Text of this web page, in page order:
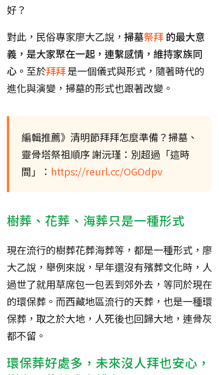
好？
對此，民俗專家廖大乙說， 掃墓祭拜 的最大意
義，是大家聚在一起，連繫感情，維持家族同
心。 至於拜拜是一個儀式與形式，隨著時代的
進化與演變，掃墓的形式也跟著改變。
編輯推薦》清明節拜拜怎麼準備？掃墓、
靈骨塔祭祖順序 謝沅瑾：別超過「這時
間」： https://reurl.cc/OGOdpv
樹葬、花葬、海葬只是一種形式
現在流行的樹葬花葬海葬等，都是一種形式，廖
大乙說，舉例來說，早年還沒有殯葬文化時，人
過世了就用草席包一包丟到郊外去，等同於現在
的環保葬。而西藏地區流行的天葬，也是一種環
保葬，取之於大地，人死後也回歸大地，連骨灰
都不留。
環保葬好處多，未來沒人拜也安心，